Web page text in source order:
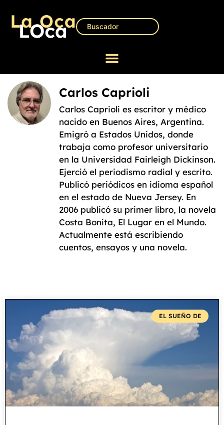
Carlos Caprioli
Carlos Caprioli es escritor y médico
nacido en Buenos Aires, Argentina.
Emigró a Estados Unidos, donde
trabaja como profesor universitario
en la Universidad Fairleigh Dickinson.
Ejerció el periodismo radial y escrito.
Publicó periódicos en idioma español
en el estado de Nueva Jersey. En
2006 publicó su primer libro, la novela
Costa Bonita, El Lugar en el Mundo.
Actualmente está escribiendo
cuentos, ensayos y una novela.
EL SUEÑO DE